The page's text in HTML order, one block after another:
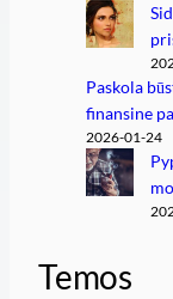
Paskola
finansine
2026-01-24
Temos